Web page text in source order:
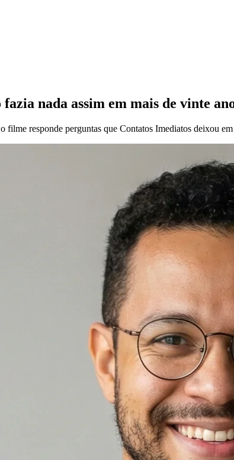
nada assim em mais de vinte
responde perguntas que Contatos Imediatos deixou em